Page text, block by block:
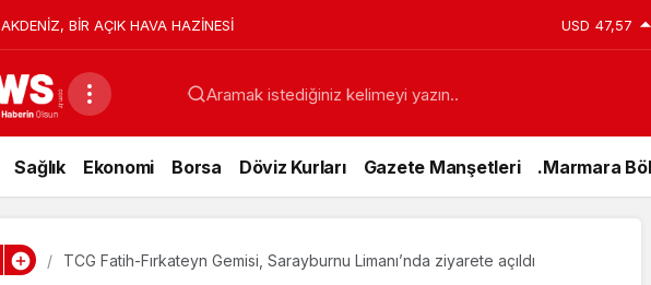
AKDENİZ, BİR AÇIK HAVA HAZİNESİ USD 47,57
Aramak istediğiniz kelimeyi yazın..
Sağlık Ekonomi Borsa Döviz Kurları Gazete Manşetleri .Marmara
TCG Fatih-Fırkateyn Gemisi, Sarayburnu Limanı’nda ziyarete açıldı